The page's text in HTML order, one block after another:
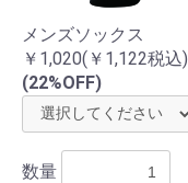
メンズソックス
￥1,020(￥1,122税込)
(22%OFF)
数量